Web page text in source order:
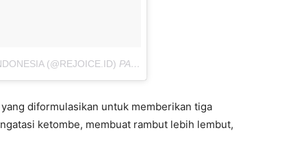
(@REJOICE.ID) PADA
diformulasikan untuk memberikan tiga
ketombe, membuat rambut lebih lembut,